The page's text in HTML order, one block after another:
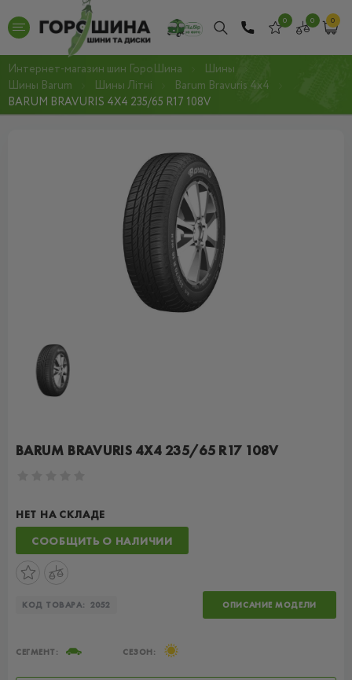
0 0 0
Интернет-магазин шин ГороШина
Шины
Шины Barum
Шины Літні
Barum Bravuris 4x4
BARUM BRAVURIS 4X4 235/65 R17 108V
BARUM BRAVURIS 4X4 235/65 R17 108V
НЕТ НА СКЛАДЕ
СООБЩИТЬ О НАЛИЧИИ
КОД ТОВАРА: 2052 ОПИСАНИЕ МОДЕЛИ
СЕГМЕНТ: СЕЗОН: